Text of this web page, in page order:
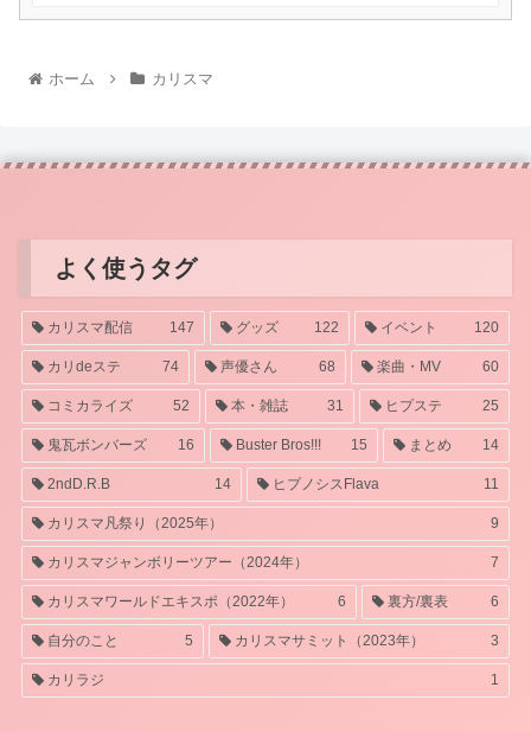
ホーム カリスマ
よく使うタグ
カリスマ配信 147 グッズ 122 イベント 120
カリdeステ 74 声優さん 68 楽曲・MV 60
コミカライズ 52 本・雑誌 31 ヒプステ 25
鬼瓦ボンバーズ 16 Buster Bros!!! 15 まとめ 14
2ndD.R.B 14 ヒプノシスFlava 11
カリスマ凡祭り（2025年） 9
カリスマジャンボリーツアー（2024年） 7
カリスマワールドエキスポ（2022年） 6 裏方/裏表 6
自分のこと 5 カリスマサミット（2023年） 3
カリラジ 1